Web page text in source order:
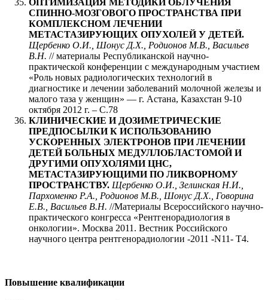
СПИННО-МОЗГОВОГО ПРОСТРАНСТВА ПРИ
КОМПЛЕКСНОМ ЛЕЧЕНИИ
МЕТАСТАЗИРУЮЩИХ ОПУХОЛЕЙ У ДЕТЕЙ.
Щербенко О.И., Шонус Д.Х., Родионов М.В., Васильев
В.Н. // материалы Республиканской научно-
практической конференции с международным участием
«Роль новых радиологических технологий в
диагностике и лечении заболеваний молочной железы и
малого таза у женщин» — г. Астана, Казахстан 9-10
октября 2012 г. – С.78
КЛИНИЧЕСКИЕ И ДОЗИМЕТРИЧЕСКИЕ
ПРЕДПОСЫЛКИ К ИСПОЛЬЗОВАНИЮ
УСКОРЕННЫХ ЭЛЕКТРОНОВ ПРИ ЛЕЧЕНИИ
ДЕТЕЙ БОЛЬНЫХ МЕДУЛЛОБЛАСТОМОЙ И
ДРУГИМИ ОПУХОЛЯМИ ЦНС,
МЕТАСТАЗИРУЮЩИМИ ПО ЛИКВОРНОМУ
ПРОСТРАНСТВУ. Щербенко О.И., Зелинская Н.И.,
Пархоменко Р.А., Родионов М.В., Шонус Д.Х., Говорина
Е.В., Васильев В.Н. //Материалы Всероссийского научно-
практического конгресса «Рентгенорадиология в
онкологии». Москва 2011. Вестник Российского
научного центра рентгенорадиологии -2011 -N11- Т4.
Повышение квалификации